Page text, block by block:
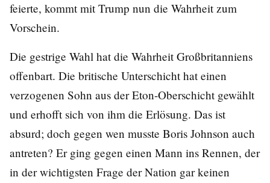
feierte, kommt mit Trump nun die Wahrheit zum
Vorschein.
Die gestrige Wahl hat die Wahrheit Großbritanniens
offenbart. Die britische Unterschicht hat einen
verzogenen Sohn aus der Eton-Oberschicht gewählt
und erhofft sich von ihm die Erlösung. Das ist
absurd; doch gegen wen musste Boris Johnson auch
antreten? Er ging gegen einen Mann ins Rennen, der
in der wichtigsten Frage der Nation gar keinen